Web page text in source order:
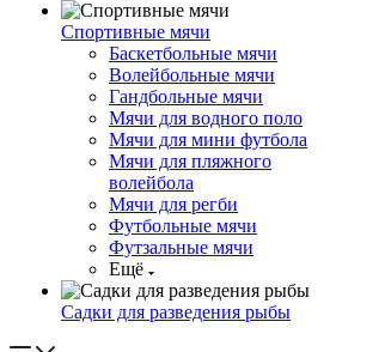
Спортивные мячи
Баскетбольные мячи
Волейбольные мячи
Гандбольные мячи
Мячи для водного поло
Мячи для мини футбола
Мячи для пляжного
волейбола
Мячи для регби
Футбольные мячи
Футзальные мячи
Ещё
Садки для разведения рыбы